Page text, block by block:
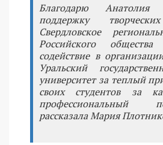
Благодарю Анатолия
поддержку
Свердловское
Российского
содействие в
Уральский
университет за теплый
своих студентов за
профессиональный
рассказала Мария